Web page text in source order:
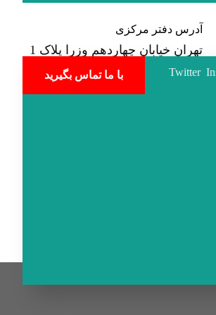
آدرس دفتر مرکزی
تهران خیابان چهاردهم وزرا پلاک 1
با ما تماس بگیرید Twitter